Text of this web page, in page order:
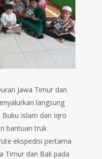
Jawa Timur dan
langsung
Islam dan Iqro
bantuan truk
ekspedisi pertama
Timur dan Bali pada